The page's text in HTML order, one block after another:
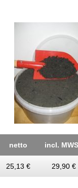
netto incl.
25,13 € 29,90 €